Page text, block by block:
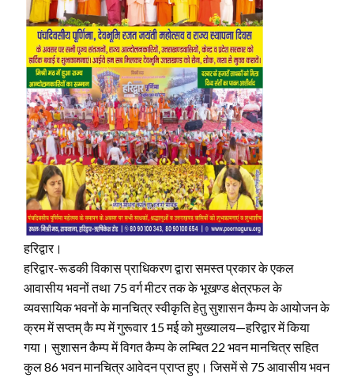
हरिद्वार।
हरिद्वार-रूडकी विकास प्राधिकरण द्वारा समस्त प्रकार के एकल
आवासीय भवनों तथा 75 वर्ग मीटर तक के भूखण्ड क्षेत्रफल के
व्यवसायिक भवनों के मानचित्र स्वीकृति हेतु सुशासन कैम्प के आयोजन के
क्रम में सप्तम् कै म्प में गुरूवार 15 मई को मुख्यालय—हरिद्वार में किया
गया। सुशासन कैम्प में विगत कैम्प के लम्बित 22 भवन मानचित्र सहित
कुल 86 भवन मानचित्र आवेदन प्राप्त हुए। जिसमें से 75 आवासीय भवन